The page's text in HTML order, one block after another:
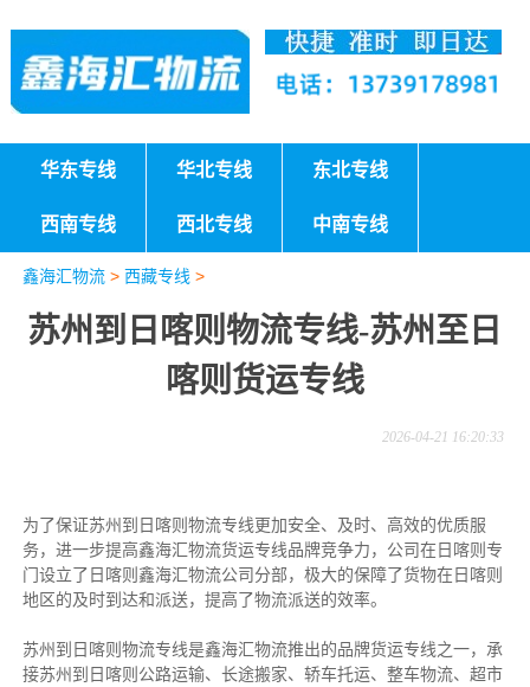
华东专线 华北专线 东北专线
西南专线 西北专线 中南专线
鑫海汇物流> 西藏专线 >
苏州到日喀则物流专线-苏州至日
喀则货运专线
2026-04-21 16:20:33
为了保证苏州到日喀则物流专线更加安全、及时、高效的优质服
务，进一步提高鑫海汇物流货运专线品牌竞争力，公司在日喀则专
门设立了日喀则鑫海汇物流公司分部，极大的保障了货物在日喀则
地区的及时到达和派送，提高了物流派送的效率。
苏州到日喀则物流专线是鑫海汇物流推出的品牌货运专线之一， 承
接苏州到日喀则公路运输、长途搬家、轿车托运、整车物流、超市